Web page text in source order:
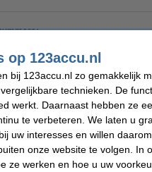
op 123accu.nl
bij 123accu.nl zo gemakkelijk
technieken. De
werkt. Daarnaast hebben ze
te verbeteren. We laten u
uw interesses en willen
onze website te volgen. In
ze werken en hoe u uw